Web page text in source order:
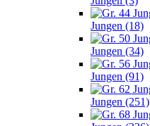
Jungen (18)
Jungen (34)
Jungen (91)
Jungen (251)